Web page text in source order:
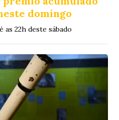
domingo
22h deste sábado